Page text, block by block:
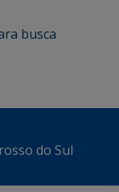
busca
do Sul